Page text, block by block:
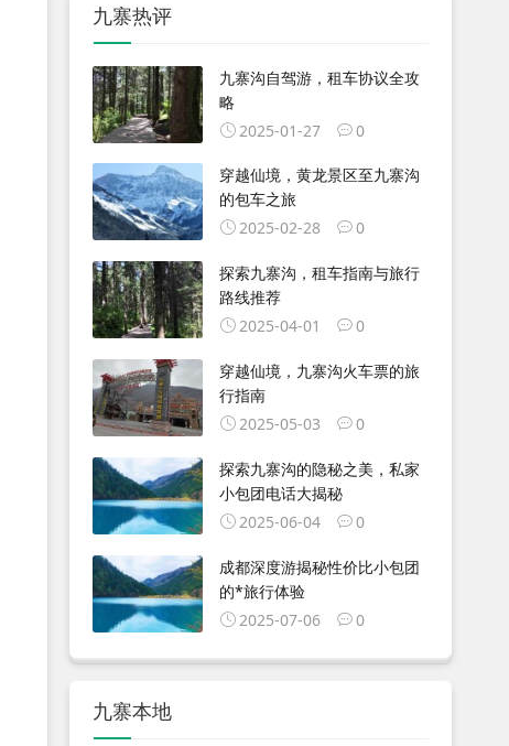
九寨热评
九寨沟自驾游，租车协议全攻
略
2025-01-27
0
穿越仙境，黄龙景区至九寨沟
的包车之旅
2025-02-28
0
探索九寨沟，租车指南与旅行
路线推荐
2025-04-01
0
穿越仙境，九寨沟火车票的旅
行指南
2025-05-03
0
探索九寨沟的隐秘之美，私家
小包团电话大揭秘
2025-06-04
0
成都深度游揭秘性价比小包团
的*旅行体验
2025-07-06
0
九寨本地